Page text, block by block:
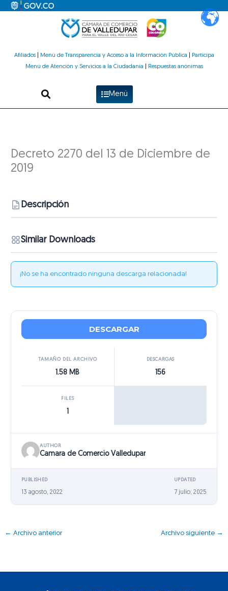
Afiliados| Menú de Transparencia y Acceso a la Información Pública
Participa
Menú de Atención y Servicios a la Ciudadanía
Respuestas anónimas
Menú
Decreto 2270 del 13 de Diciembre de
2019
Descripción
Similar Downloads
¡No se ha encontrado ninguna descarga relacionada!
DESCARGAR
TAMAÑO DEL ARCHIVO
1.58 MB
DESCARGAS
156
FILES
AUTHOR
Camara de Comercio Valledupar
PUBLISHED
13 agosto, 2022
UPDATED
7 julio, 2025
← Archivo anterior Archivo siguiente →